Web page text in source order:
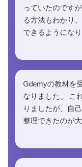
っていたのです
る方法もわかり
できるようにな
Gdemyの教材を
なりました。 こ
りましたが、自
整理できたのが